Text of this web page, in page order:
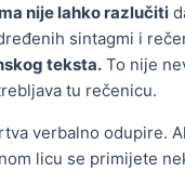
nije lahko razlučiti
sintagmi i
teksta. To nije
tu rečenicu.
verbalno odupire.
licu se primijete